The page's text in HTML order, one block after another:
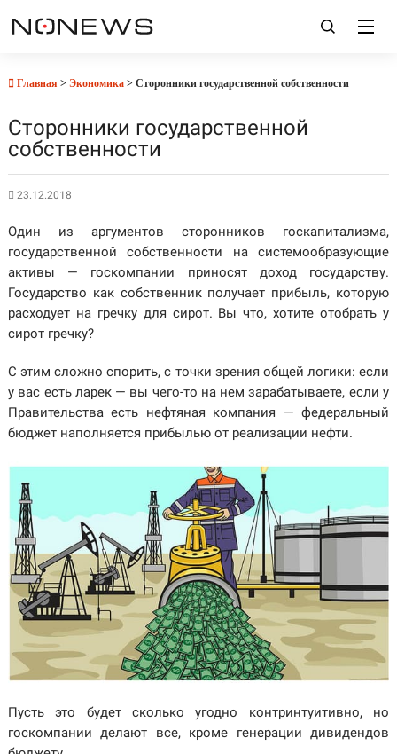
Главная > Экономика> Сторонники государственной собственности
Сторонники государственной
собственности
23.12.2018
Один из аргументов сторонников госкапитализма,
государственной собственности на системообразующие
активы — госкомпании приносят доход государству.
Государство как собственник получает прибыль, которую
расходует на гречку для сирот. Вы что, хотите отобрать у
сирот гречку?
С этим сложно спорить, с точки зрения общей логики: если
у вас есть ларек — вы чего-то на нем зарабатываете, если у
Правительства есть нефтяная компания — федеральный
бюджет наполняется прибылью от реализации нефти.
Пусть это будет сколько угодно контринтуитивно, но
госкомпании делают все, кроме генерации дивидендов